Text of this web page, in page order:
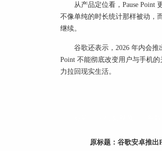
从产品定位看，Pause Point
不像单纯的时长统计那样被动，
继续。
谷歌还表示，2026 年内会
Point 不能彻底改变用户与手机
力拉回现实生活。
原标题： 谷歌安卓推出